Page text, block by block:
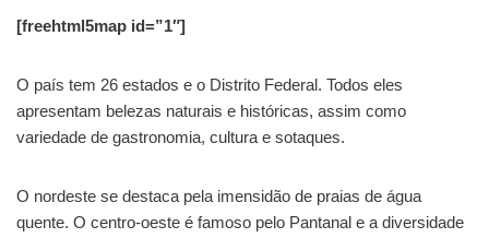
[freehtml5map id=”1″]
O país tem 26 estados e o Distrito Federal. Todos eles
apresentam belezas naturais e históricas, assim como
variedade de gastronomia, cultura e sotaques.
O nordeste se destaca pela imensidão de praias de água
quente. O centro-oeste é famoso pelo Pantanal e a diversidade